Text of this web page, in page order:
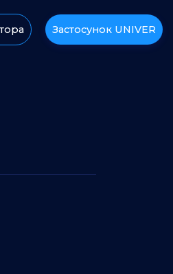
Застосунок UNIVER